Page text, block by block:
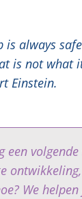
is always
is not what
Einstein.
een
We